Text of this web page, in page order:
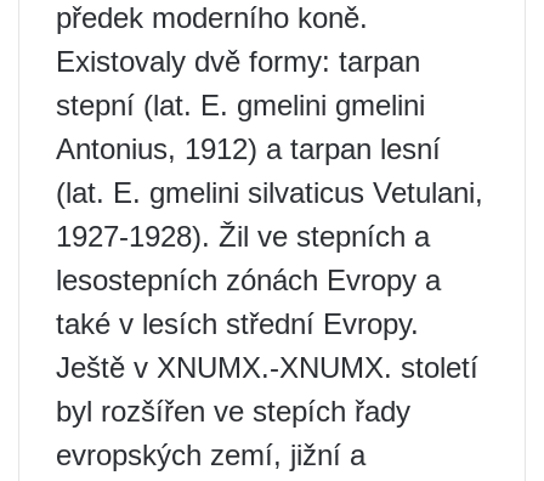
předek moderního koně.
Existovaly dvě formy: tarpan
stepní (lat. E. gmelini gmelini
Antonius, 1912) a tarpan lesní
(lat. E. gmelini silvaticus Vetulani,
1927-1928). Žil ve stepních a
lesostepních zónách Evropy a
také v lesích střední Evropy.
Ještě v XNUMX.-XNUMX. století
byl rozšířen ve stepích řady
evropských zemí, jižní a